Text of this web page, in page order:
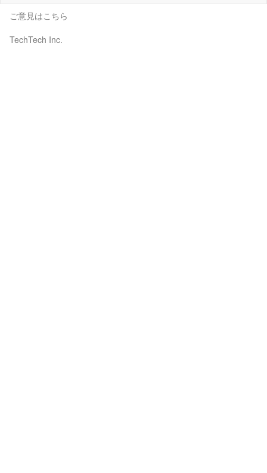
ご意見はこちら
TechTech Inc.